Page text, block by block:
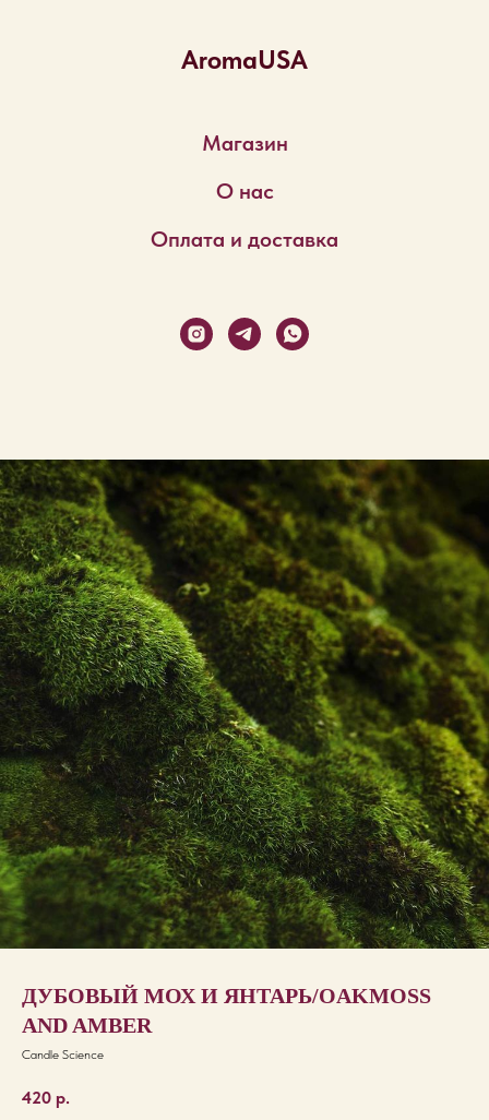
AromaUSA
Магазин
О нас
Оплата и доставка
ДУБОВЫЙ МОХ И ЯНТАРЬ/OAKMOSS
AND AMBER
Candle Science
420 р.